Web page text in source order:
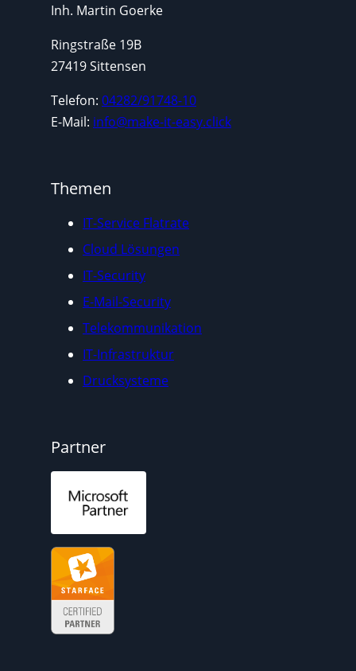
Inh. Martin Goerke
Ringstraße 19B
27419 Sittensen
Telefon: 04282/91748-10
E-Mail: info@make-it-easy.click
Themen
IT-Service Flatrate
Cloud Lösungen
IT-Security
E-Mail-Security
Telekommunikation
IT-Infrastruktur
Drucksysteme
Partner